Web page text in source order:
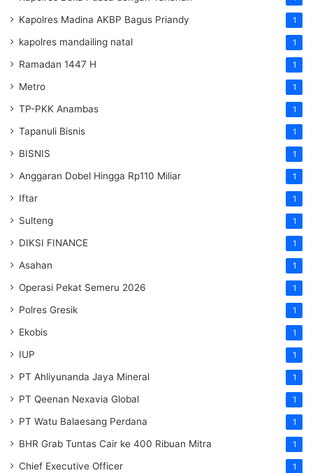
Kapolres Madina AKBP Bagus Priandy 1
kapolres mandailing natal 1
Ramadan 1447 H 1
Metro 1
TP-PKK Anambas 1
Tapanuli Bisnis 1
BISNIS 1
Anggaran Dobel Hingga Rp110 Miliar 1
Iftar 1
Sulteng 1
DIKSI FINANCE 1
Asahan 1
Operasi Pekat Semeru 2026 1
Polres Gresik 1
Ekobis 1
IUP 1
PT Ahliyunanda Jaya Mineral 1
PT Qeenan Nexavia Global 1
PT Watu Balaesang Perdana 1
BHR Grab Tuntas Cair ke 400 Ribuan Mitra 1
Chief Executive Officer 1